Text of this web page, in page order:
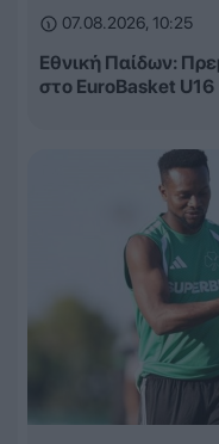
07.08.2026, 10:25
Εθνική Παίδων:
στο EuroBasket U16